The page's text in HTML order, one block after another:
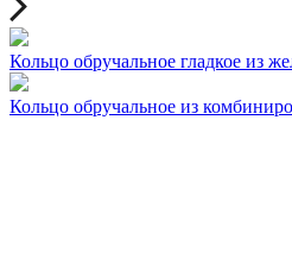
Кольцо обручальное гладкое из
Кольцо обручальное из